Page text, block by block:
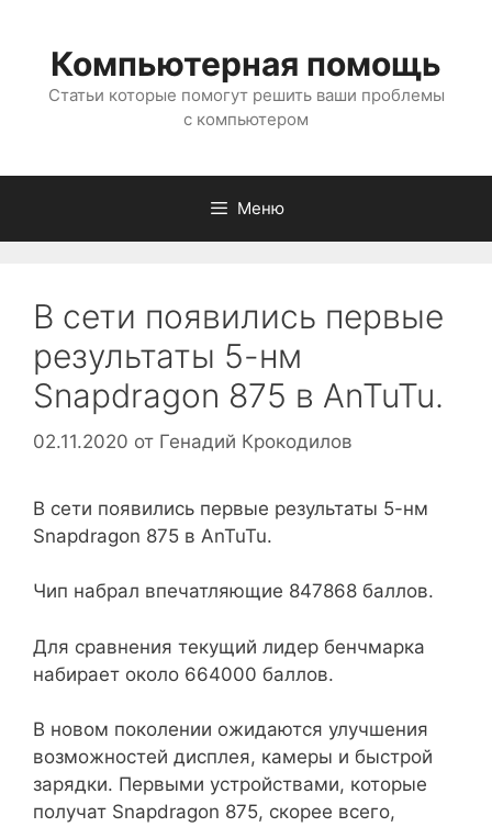
содержимому
Компьютерная помощь
Статьи которые помогут решить ваши проблемы
с компьютером
Меню
В сети появились первые
результаты 5-нм
Snapdragon 875 в AnTuTu.
02.11.2020 от Генадий Крокодилов
В сети появились первые результаты 5-нм
Snapdragon 875 в AnTuTu.
Чип набрал впечатляющие 847868 баллов.
Для сравнения текущий лидер бенчмарка
набирает около 664000 баллов.
В новом поколении ожидаются улучшения
возможностей дисплея, камеры и быстрой
зарядки. Первыми устройствами, которые
получат Snapdragon 875, скорее всего,